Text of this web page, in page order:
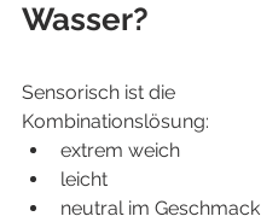
Wasser?
Sensorisch ist die
Kombinationslösung:
extrem weich
leicht
neutral im Geschmack